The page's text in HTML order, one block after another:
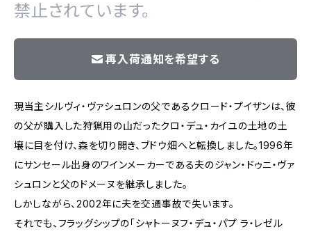
禁止されています。
再入荷通知を希望する
現当主シルヴィ・ヴァシュロンの父であるクロード・プイザンは、彼
の父が購入した狩猟用の山だったクロ・デュ・カイユの土地の土
壌に目を付け、森を切り開き、ブドウ畑へと転換しました。1996年
にサンセール出身のワインメーカーである夫のジャン・ドゥニ・ヴァ
シュロンと父のドメーヌを継承しました。
しかしながら、2002年に夫を交通事故で失います。
それでも、フラッグシップの「シャトーヌフ・デュ・パプ ラ・レゼル